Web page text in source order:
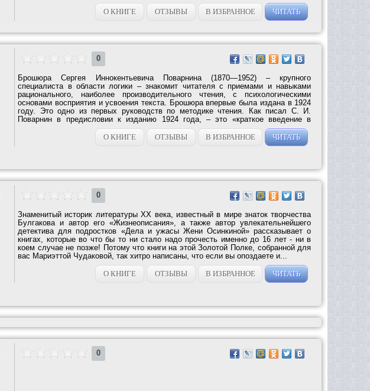
О КНИГЕ ОТЗЫВЫ В ИЗБРАННОЕ ЧИТАТЬ
0
Брошюра Сергея Иннокентьевича Поварнина (1870—1952) – крупного
специалиста в области логики – знакомит читателя с приемами и навыками
рационального, наиболее производительного чтения, с психологическими
основами восприятия и усвоения текста. Брошюра впервые была издана в 1924
году. Это одно из первых руководств по методике чтения. Как писал C. И.
Пoварнин в предисловии к изданию 1924 года, – это «краткое введение в
О КНИГЕ
ОТЗЫВЫ В ИЗБРАННОЕ ЧИТАТЬ
0
Знаменитый историк литературы ХХ века, известный в мире знаток творчества
Булгакова и автор его «Жизнеописания», а также автор увлекательнейшего
детектива для подростков «Дела и ужасы Жени Осинкиной» рассказывает о
книгах, которые во что бы то ни стало надо прочесть именно до 16 лет - ни в
коем случае не позже! Потому что книги на этой Золотой Полке, собранной для
вас Мариэттой Чудаковой, так хитро написаны, что если вы опоздаете и...
О КНИГЕ
ОТЗЫВЫ В ИЗБРАННОЕ ЧИТАТЬ
0